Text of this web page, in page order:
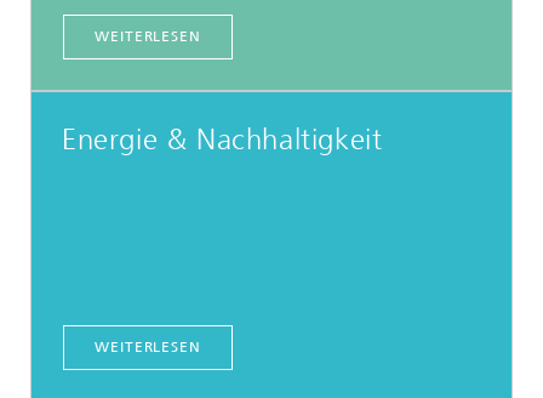
WEITERLESEN
Energie & Nachhaltigkeit
WEITERLESEN